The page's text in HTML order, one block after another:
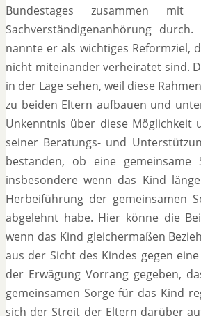
Bundestages zusammen
Sachverständigenanhörung
nannte er als wichtiges Reformziel,
nicht miteinander verheiratet sind.
in der Lage sehen, weil diese
zu beiden Eltern aufbauen und
Unkenntnis über diese Möglichkeit
seiner Beratungs- und
bestanden, ob eine
insbesondere wenn das Kind
Herbeiführung der gemeinsamen
abgelehnt habe. Hier könne die
wenn das Kind gleichermaßen
aus der Sicht des Kindes gegen
der Erwägung Vorrang gegeben,
gemeinsamen Sorge für das Kind
sich der Streit der Eltern darüber